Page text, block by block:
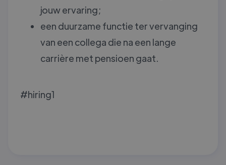
jouw ervaring;
een duurzame functie ter vervanging
van een collega die na een lange
carrière met pensioen gaat.
#hiring1